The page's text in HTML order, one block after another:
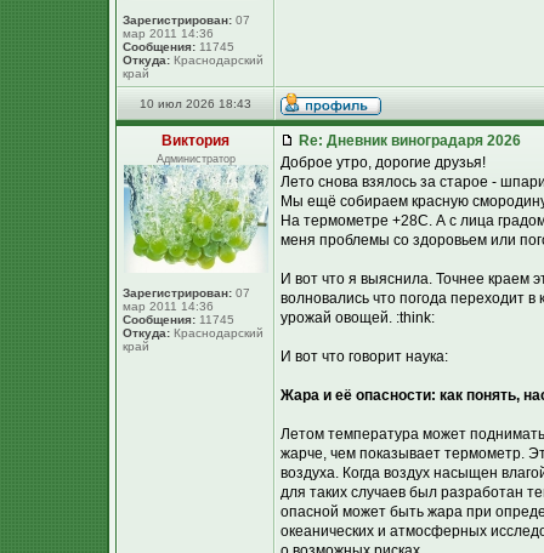
Зарегистрирован: 07
мар 2011 14:36
Сообщения: 11745
Откуда: Краснодарский
край
10 июл 2026 18:43
Виктория
Администратор
Зарегистрирован: 07
мар 2011 14:36
Сообщения: 11745
Откуда: Краснодарский
край
Re: Дневник виноградаря 2026
Доброе утро, дорогие друзья!
Лето снова взялось за старое -
Мы ещё собираем красную
На термометре +28С. А с лица
меня проблемы со здоровьем или
И вот что я выяснила. Точнее
волновались что погода переходит
урожай овощей. :think:
И вот что говорит наука:
Жара и её опасности: как понять,
Летом температура может
жарче, чем показывает термометр.
воздуха. Когда воздух насыщен
для таких случаев был разработан
опасной может быть жара при
океанических и атмосферных